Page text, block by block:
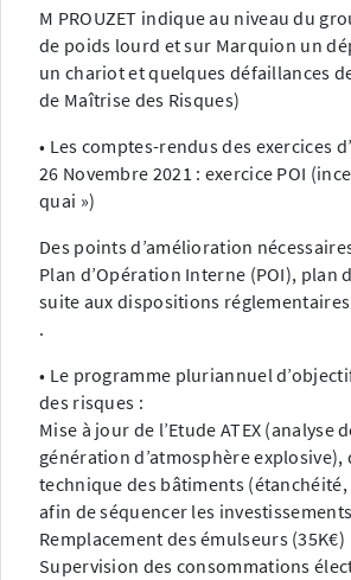
M PROUZET indique au niveau du
de poids lourd et sur Marquion un
un chariot et quelques défaillances
de Maîtrise des Risques)
• Les comptes-rendus des exercices
26 Novembre 2021 : exercice POI
quai »)
Des points d’amélioration
Plan d’Opération Interne (POI), plan
suite aux dispositions réglementaires
.
• Le programme pluriannuel
des risques :
Mise à jour de l’Etude ATEX (analyse
génération d’atmosphère explosive),
technique des bâtiments
afin de séquencer les
Remplacement des émulseurs (35K€)
Supervision des consommations